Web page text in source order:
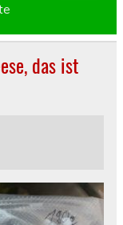
das ist